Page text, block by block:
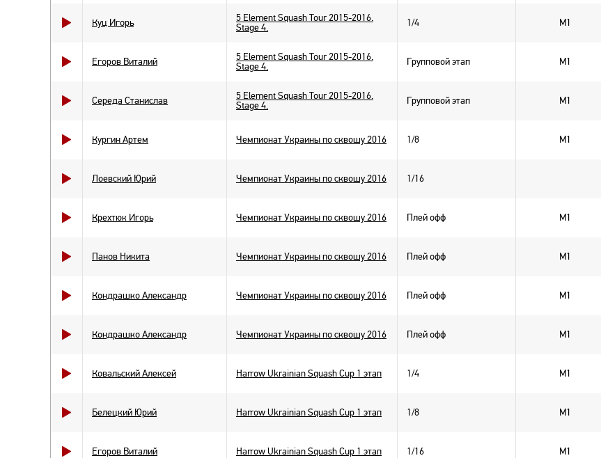
Куц Игорь
5 Element Squash Tour 2015-2016.
Stage 4.
1/4 M1
Егоров Виталий
5 Element Squash Tour 2015-2016.
Stage 4.
Групповой этап M1
Середа Станислав
5 Element Squash Tour 2015-2016.
Stage 4.
Групповой этап M1
Кургин Артем Чемпионат Украины по сквошу 2016 1/8 M1
Лоевский Юрий Чемпионат Украины по сквошу 2016 1/16
Крехтюк Игорь Чемпионат Украины по сквошу 2016 Плей офф M1
Панов Никита Чемпионат Украины по сквошу 2016 Плей офф M1
Кондрашко Александр Чемпионат Украины по сквошу 2016 Плей офф M1
Кондрашко Александр Чемпионат Украины по сквошу 2016 Плей офф M1
Ковальский Алексей Harrow Ukrainian Squash Cup 1 этап 1/4 M1
Белецкий Юрий Harrow Ukrainian Squash Cup 1 этап 1/8 M1
Егоров Виталий Harrow Ukrainian Squash Cup 1 этап 1/16 M1